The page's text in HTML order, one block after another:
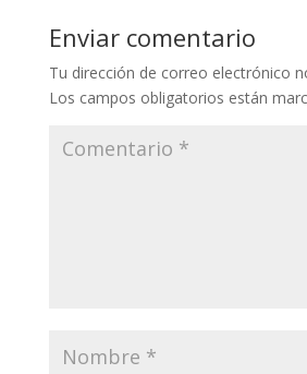
Enviar comentario
Tu dirección de correo electrónico
Los campos obligatorios están